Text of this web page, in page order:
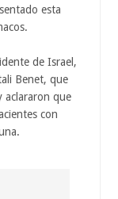
esta
de Israel,
Benet, que
aclararon que
con